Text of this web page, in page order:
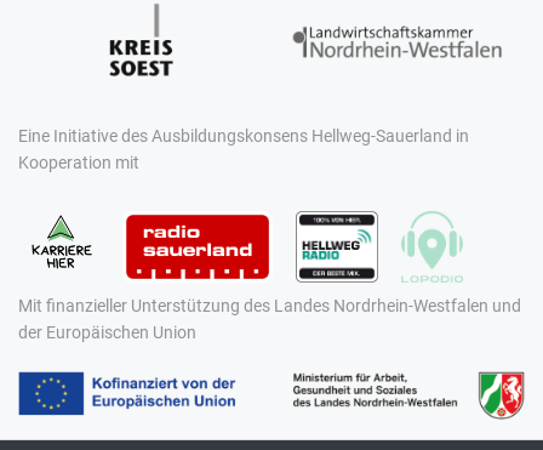
Eine Initiative des Ausbildungskonsens Hellweg-Sauerland in
Kooperation mit
Mit finanzieller Unterstützung des Landes Nordrhein-Westfalen und
der Europäischen Union